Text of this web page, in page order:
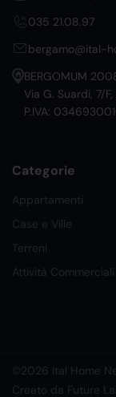
035 21.08.97
bergamo@ital-
BERGOMUM
Via G. Suardi, 7/
P.IVA:
Categorie
Appartamenti
Case e Ville
Terreni
Attività Commerciali
©2026 Ital Home
Creato da Future